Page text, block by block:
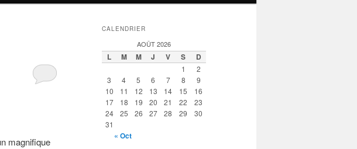
magnifique
CALENDRIER
AOÛT 2026
L M M J V S D
1
2
3
4 5 6 7 8
9
10
11 12 13 14 15
16
17
18 19 20 21 22
23
24
25 26 27 28 29
30
31
« Oct